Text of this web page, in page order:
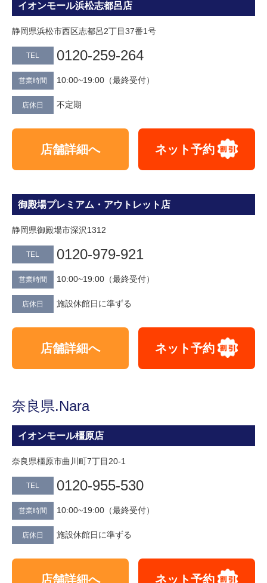
イオンモール浜松志都呂店
静岡県浜松市西区志都呂2丁目37番1号
TEL 0120-259-264
営業時間 10:00~19:00（最終受付）
店休日 不定期
店舗詳細へ ネット予約
御殿場プレミアム・アウトレット店
静岡県御殿場市深沢1312
TEL 0120-979-921
営業時間 10:00~19:00（最終受付）
店休日 施設休館日に準ずる
店舗詳細へ ネット予約
奈良県.Nara
イオンモール橿原店
奈良県橿原市曲川町7丁目20-1
TEL 0120-955-530
営業時間 10:00~19:00（最終受付）
店休日 施設休館日に準ずる
店舗詳細へ ネット予約